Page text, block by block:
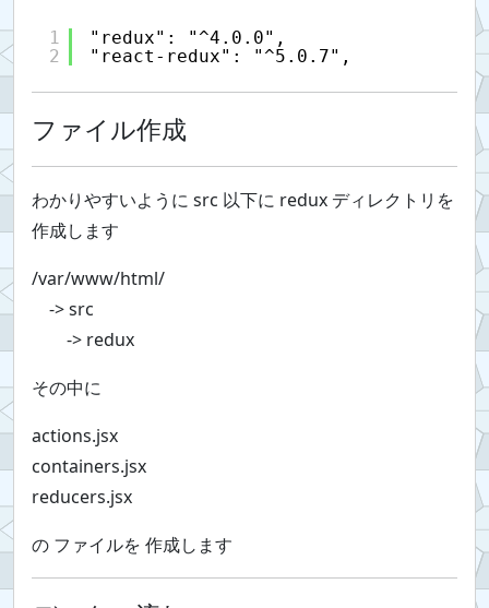
1
2
"redux": "^4.0.0",
"react-redux": "^5.0.7",
ファイル作成
わかりやすいように src 以下に redux ディレクトリを
作成します
/var/www/html/
-> src
-> redux
その中に
actions.jsx
containers.jsx
reducers.jsx
の ファイルを 作成します